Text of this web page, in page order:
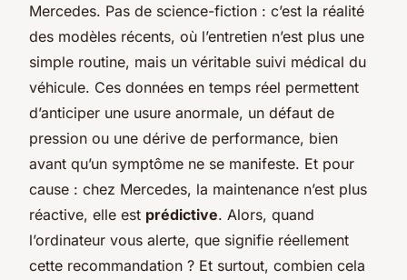
Mercedes. Pas de science-fiction : c’est la réalité
des modèles récents, où l’entretien n’est plus une
simple routine, mais un véritable suivi médical du
véhicule. Ces données en temps réel permettent
d’anticiper une usure anormale, un défaut de
pression ou une dérive de performance, bien
avant qu’un symptôme ne se manifeste. Et pour
cause : chez Mercedes, la maintenance n’est plus
réactive, elle est prédictive. Alors, quand
l’ordinateur vous alerte, que signifie réellement
cette recommandation ? Et surtout, combien cela